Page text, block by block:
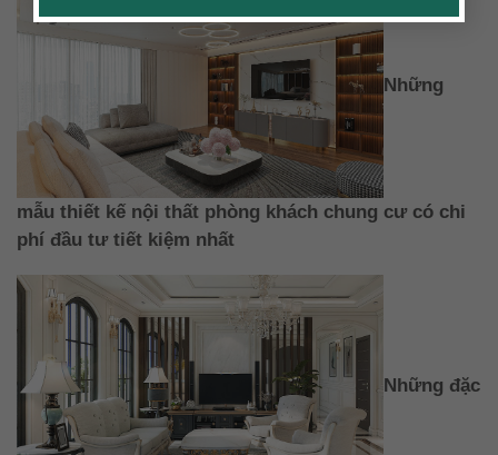
Những
mẫu thiết kế nội thất phòng khách chung cư có chi
phí đầu tư tiết kiệm nhất
Những đặc